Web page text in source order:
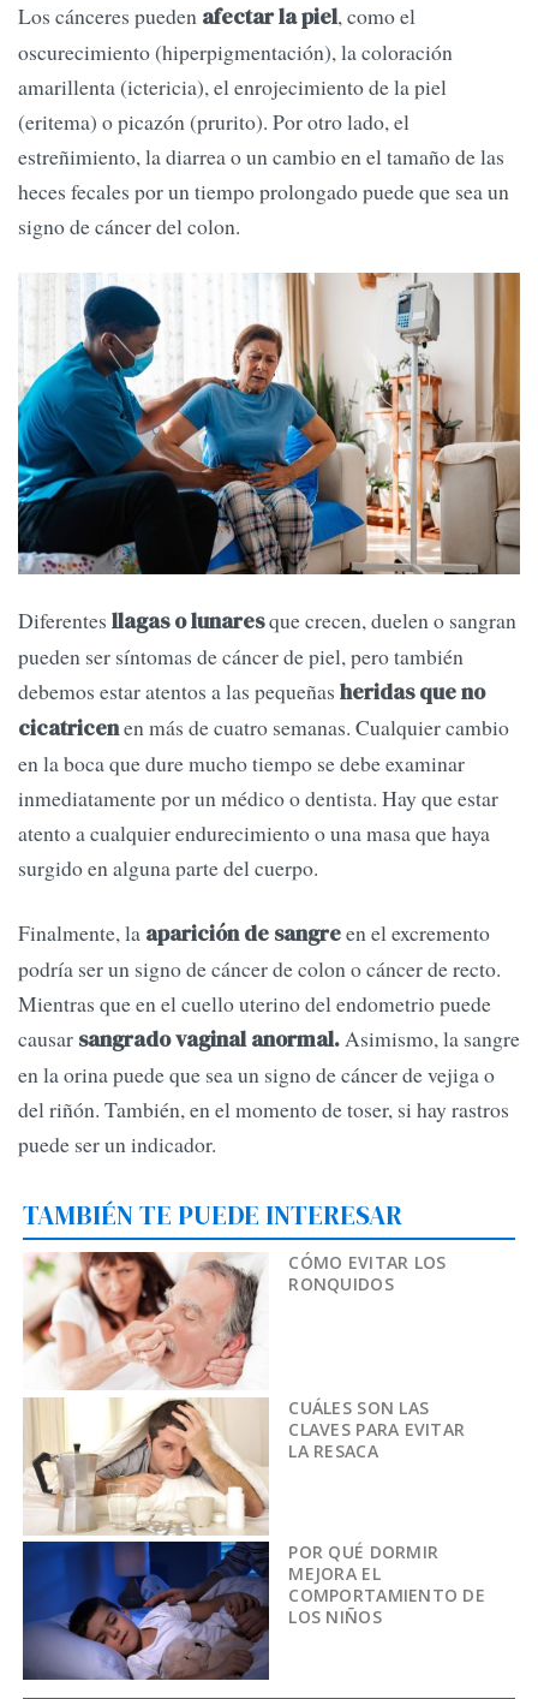
Los cánceres pueden afectar la piel, como el
oscurecimiento (hiperpigmentación), la coloración
amarillenta (ictericia), el enrojecimiento de la piel
(eritema) o picazón (prurito). Por otro lado, el
estreñimiento, la diarrea o un cambio en el tamaño de las
heces fecales por un tiempo prolongado puede que sea un
signo de cáncer del colon.
Diferentes llagas o lunaresque crecen, duelen o sangran
pueden ser síntomas de cáncer de piel, pero también
debemos estar atentos a las pequeñas heridas que no
cicatricenen más de cuatro semanas. Cualquier cambio
en la boca que dure mucho tiempo se debe examinar
inmediatamente por un médico o dentista. Hay que estar
atento a cualquier endurecimiento o una masa que haya
surgido en alguna parte del cuerpo.
Finalmente, la aparición de sangreen el excremento
podría ser un signo de cáncer de colon o cáncer de recto.
Mientras que en el cuello uterino del endometrio puede
causar sangrado vaginal anormal.Asimismo, la sangre
en la orina puede que sea un signo de cáncer de vejiga o
del riñón. También, en el momento de toser, si hay rastros
puede ser un indicador.
TAMBIÉN TE PUEDE INTERESAR
CÓMO EVITAR LOS
RONQUIDOS
CUÁLES SON LAS
CLAVES PARA EVITAR
LA RESACA
POR QUÉ DORMIR
MEJORA EL
COMPORTAMIENTO DE
LOS NIÑOS